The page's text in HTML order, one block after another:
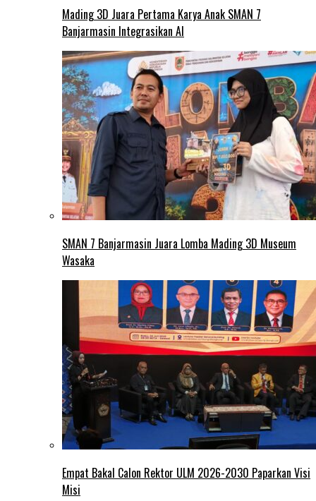
Mading 3D Juara Pertama Karya Anak SMAN 7
Banjarmasin Integrasikan AI
SMAN 7 Banjarmasin Juara Lomba Mading 3D Museum
Wasaka
Empat Bakal Calon Rektor ULM 2026-2030 Paparkan Visi
Misi